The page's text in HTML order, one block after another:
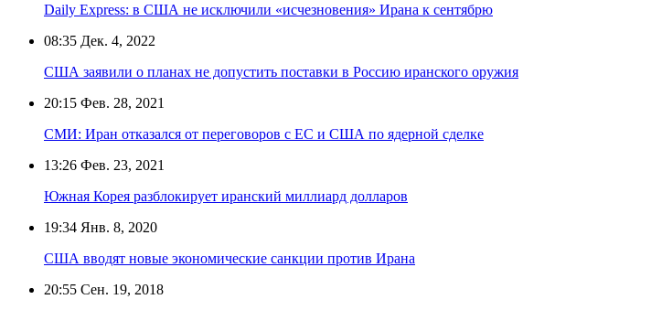
Daily Express: в США не исключили «исчезновения» Ирана к сентябрю
08:35 Дек. 4, 2022
США заявили о планах не допустить поставки в Россию иранского оружия
20:15 Фев. 28, 2021
СМИ: Иран отказался от переговоров с ЕС и США по ядерной сделке
13:26 Фев. 23, 2021
Южная Корея разблокирует иранский миллиард долларов
19:34 Янв. 8, 2020
США вводят новые экономические санкции против Ирана
20:55 Сен. 19, 2018